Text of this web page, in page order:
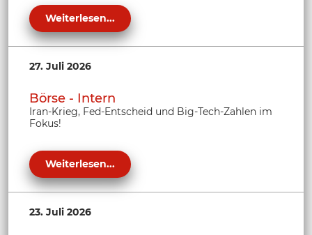
Weiterlesen...
27. Juli 2026
Börse - Intern
Iran-Krieg, Fed-Entscheid und Big-Tech-Zahlen im
Fokus!
Weiterlesen...
23. Juli 2026